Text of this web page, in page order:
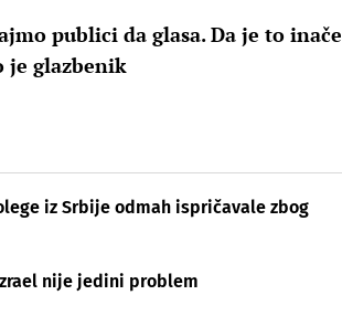
publici da glasa. Da je to inače
je glazbenik
iz Srbije odmah ispričavale zbog
nije jedini problem